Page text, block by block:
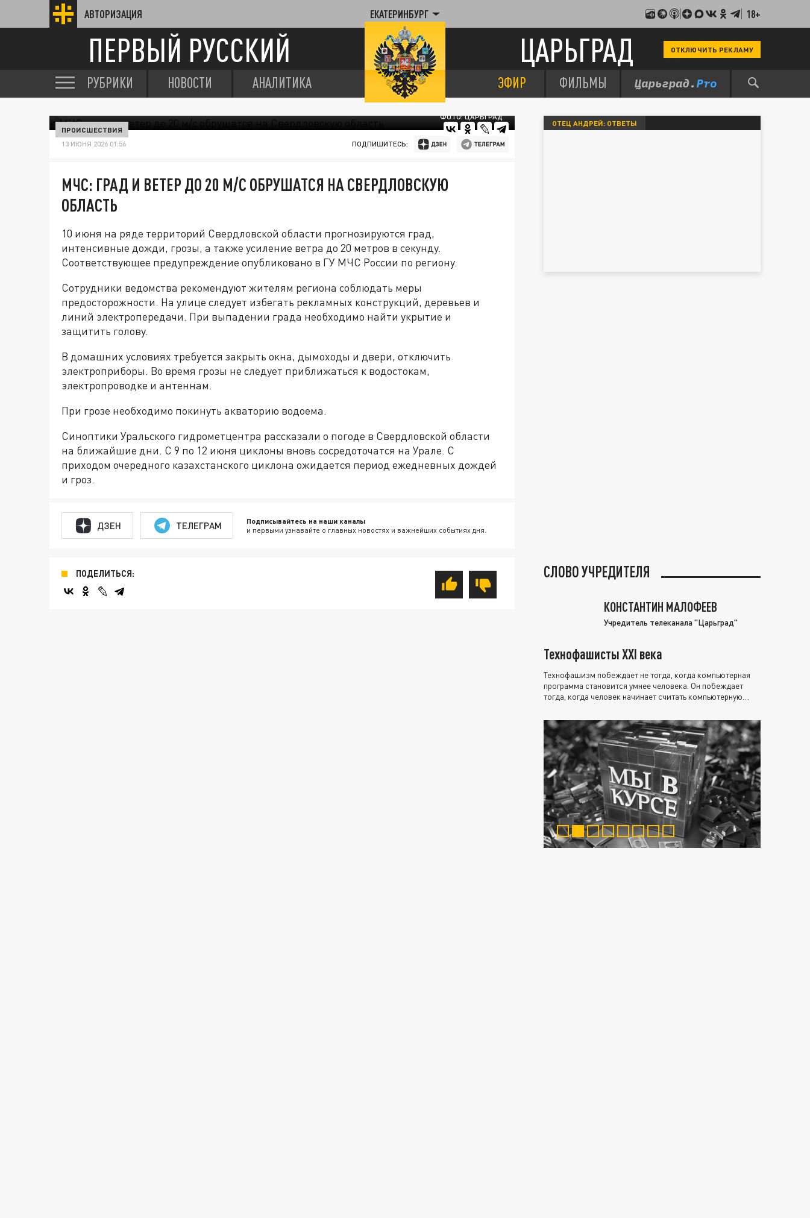
АВТОРИЗАЦИЯ ЕКАТЕРИНБУРГ 18+
ПЕРВЫЙ РУССКИЙ ЦАРЬГРАД ОТКЛЮЧИТЬ РЕКЛАМУ
РУБРИКИ НОВОСТИ АНАЛИТИКА ЭФИР ФИЛЬМЫ
ФОТО: ЦАРЬГРАД
ПРОИСШЕСТВИЯ
13 ИЮНЯ 2026 01:56 ПОДПИШИТЕСЬ:
МЧС: ГРАД И ВЕТЕР ДО 20 М/С ОБРУШАТСЯ НА СВЕРДЛОВСКУЮ
ОБЛАСТЬ
10 июня на ряде территорий Свердловской области прогнозируются град,
интенсивные дожди, грозы, а также усиление ветра до 20 метров в секунду.
Соответствующее предупреждение опубликовано в ГУ МЧС России по региону.
Сотрудники ведомства рекомендуют жителям региона соблюдать меры
предосторожности. На улице следует избегать рекламных конструкций, деревьев и
линий электропередачи. При выпадении града необходимо найти укрытие и
защитить голову.
В домашних условиях требуется закрыть окна, дымоходы и двери, отключить
электроприборы. Во время грозы не следует приближаться к водостокам,
электропроводке и антеннам.
При грозе необходимо покинуть акваторию водоема.
Синоптики Уральского гидрометцентра рассказали о погоде в Свердловской области
на ближайшие дни. С 9 по 12 июня циклоны вновь сосредоточатся на Урале. С
приходом очередного казахстанского циклона ожидается период ежедневных дождей
и гроз.
ДЗЕН ТЕЛЕГРАМ Подписывайтесь на наши каналы
и первыми узнавайте о главных новостях и важнейших событиях дня.
ПОДЕЛИТЬСЯ:
ОТЕЦ АНДРЕЙ: ОТВЕТЫ
СЛОВО УЧРЕДИТЕЛЯ
КОНСТАНТИН МАЛОФЕЕВ
Учредитель телеканала "Царьград"
Технофашисты XXI века
Технофашизм побеждает не тогда, когда компьютерная
программа становится умнее человека. Он побеждает
тогда, когда человек начинает считать компьютерную